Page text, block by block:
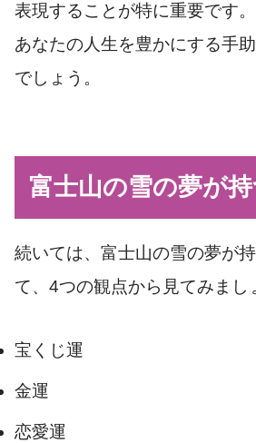
表現することが特に重要です。
あなたの人生を豊かにする手
でしょう。
富士山の雪の夢が
続いては、富士山の雪の夢が
て、4つの観点から見てみまし
宝くじ運
金運
恋愛運